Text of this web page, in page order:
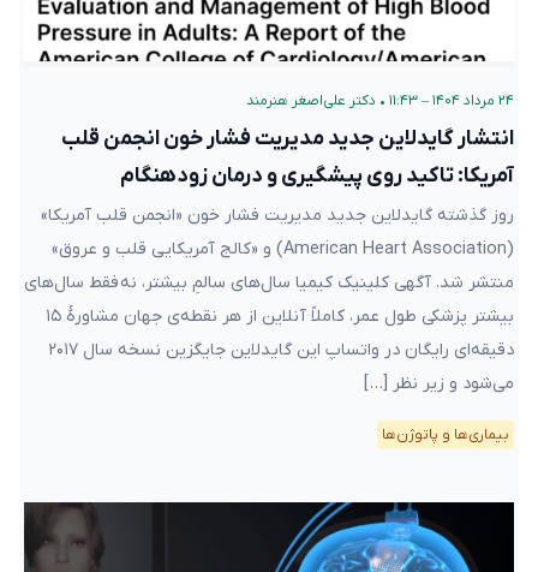
۲۴ مرداد ۱۴۰۴ – ۱۱:۴۳ • دکتر علی‌اصغر هنرمند
انتشار گایدلاین جدید مدیریت فشار خون انجمن قلب
آمریکا: تاکید روی پیشگیری و درمان زودهنگام
روز گذشته گایدلاین جدید مدیریت فشار خون «انجمن قلب آمریکا»
(American Heart Association) و «کالج آمریکایی قلب و عروق»
منتشر شد. آگهی کلینیک کیمیا سال‌های سالمِ بیشتر، نه فقط سال‌های
بیشتر پزشکی طول عمر، کاملاً آنلاین از هر نقطه‌ی جهان مشاورهٔ ۱۵
دقیقه‌ای رایگان در واتساپ این گایدلاین جایگزین نسخه سال ۲۰۱۷
می‌شود و زیر نظر […]
بیماری‌ها و پاتوژن‌ها